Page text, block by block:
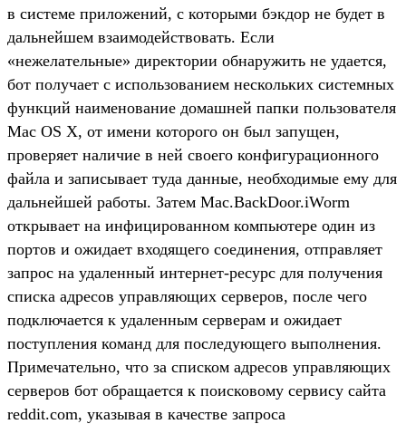
в системе приложений, с которыми бэкдор не будет в
дальнейшем взаимодействовать. Если
«нежелательные» директории обнаружить не удается,
бот получает с использованием нескольких системных
функций наименование домашней папки пользователя
Mac OS Х, от имени которого он был запущен,
проверяет наличие в ней своего конфигурационного
файла и записывает туда данные, необходимые ему для
дальнейшей работы. Затем Mac.BackDoor.iWorm
открывает на инфицированном компьютере один из
портов и ожидает входящего соединения, отправляет
запрос на удаленный интернет-ресурс для получения
списка адресов управляющих серверов, после чего
подключается к удаленным серверам и ожидает
поступления команд для последующего выполнения.
Примечательно, что за списком адресов управляющих
серверов бот обращается к поисковому сервису сайта
reddit.com, указывая в качестве запроса